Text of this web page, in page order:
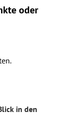
oder
in den